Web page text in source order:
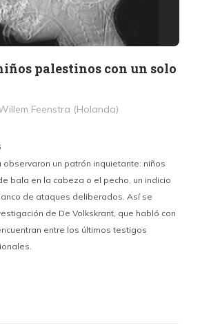
palestinos con un solo
Feenstra (Holanda)
un patrón inquietante: niños
bala en la cabeza o el pecho, un indicio
de ataques deliberados. Así se
de De Volkskrant, que habló con
entre los últimos testigos